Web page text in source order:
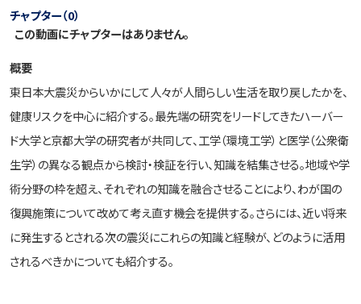
チャプター（0）
この動画にチャプターはありません。
概要
東日本大震災からいかにして人々が人間らしい生活を取り戻したかを、
健康リスクを中心に紹介する。最先端の研究をリードしてきたハーバー
ド大学と京都大学の研究者が共同して、工学（環境工学）と医学（公衆衛
生学）の異なる観点から検討・検証を行い、知識を結集させる。地域や学
術分野の枠を超え、それぞれの知識を融合させることにより、わが国の
復興施策について改めて考え直す機会を提供する。さらには、近い将来
に発生するとされる次の震災にこれらの知識と経験が、どのように活用
されるべきかについても紹介する。